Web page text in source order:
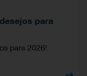
para
para 2026!